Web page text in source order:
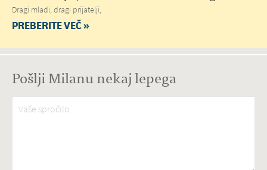
Dragi mladi, dragi prijatelji,
PREBERITE VEČ »
Pošlji Milanu nekaj lepega
Vaše spročilo*